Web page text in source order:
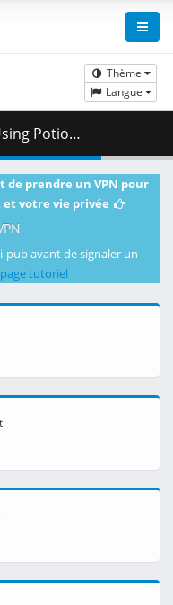
Thème
Langue
While_.mkv.001 ( 458.44 MB )
de prendre un VPN pour
votre vie privée
pub avant de signaler un
tutoriel